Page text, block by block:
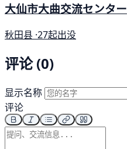
大仙市大曲交流センター
秋田县 ·27起出没
评论 (0)
显示名称
评论